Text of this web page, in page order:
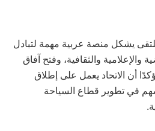
يشكل منصة عربية مهمة لتبادل
والإعلامية والثقافية، وفتح آفاق
أن الاتحاد يعمل على إطلاق
في تطوير قطاع السياحة